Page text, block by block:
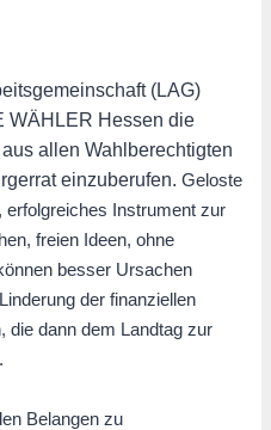
(LAG)
WÄHLER Hessen die
allen Wahlberechtigten
einzuberufen. Geloste
erfolgreiches Instrument zur
, freien Ideen, ohne
besser Ursachen
der finanziellen
die dann dem Landtag zur
llen Belangen zu